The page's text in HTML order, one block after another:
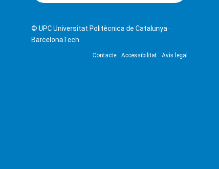
© UPCUniversitat Politècnica de Catalunya ·
BarcelonaTech
Contacte Accessibilitat Avís legal